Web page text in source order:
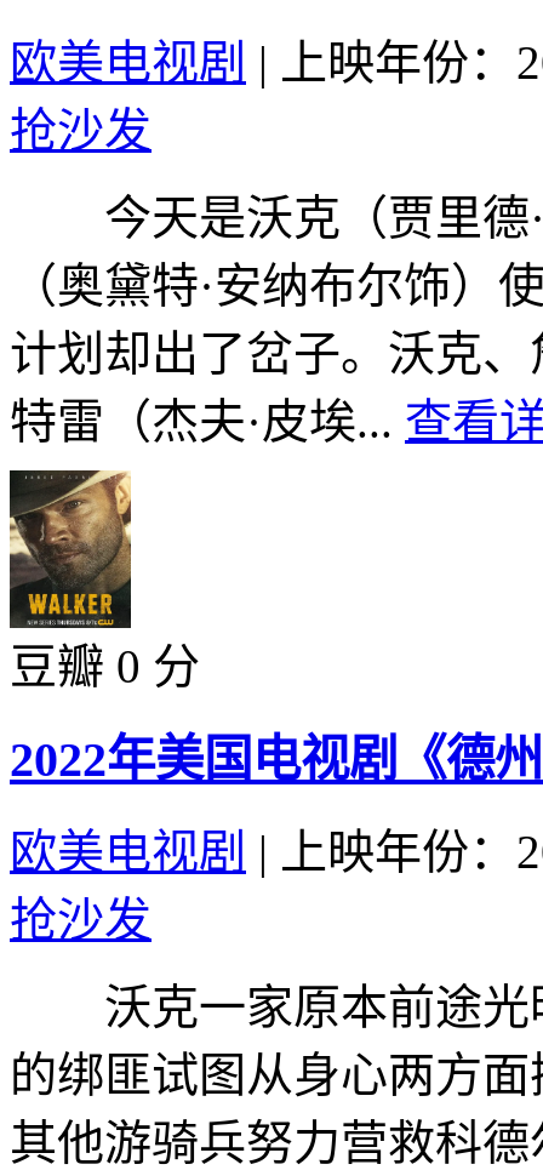
欧美电视剧 |
上映年份：
抢沙发
今天是沃克（贾里德·
（奥黛特·安纳布尔饰）
计划却出了岔子。沃克
特雷（杰夫·皮埃... 查看
豆瓣 0 分
2022年美国电视剧《德
欧美电视剧 |
上映年份：
抢沙发
沃克一家原本前途光
的绑匪试图从身心两方
其他游骑兵努力营救科